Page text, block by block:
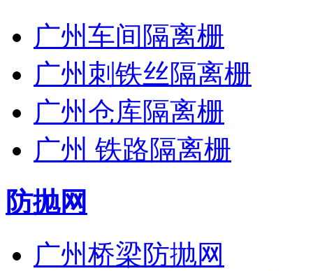
广州车间隔离栅
广州刺铁丝隔离栅
广州仓库隔离栅
广州 铁路隔离栅
防抛网
广州桥梁防抛网